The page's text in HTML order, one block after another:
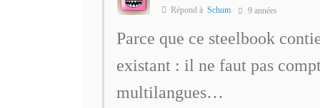
Répond à Schum 9 années
Parce que ce steelbook
existant : il ne faut pas
multilangues…